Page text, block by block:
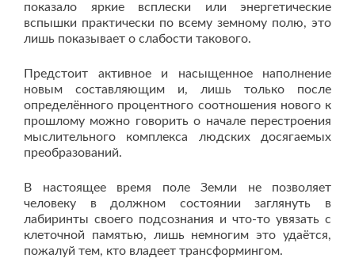
показало яркие всплески или энергетические
вспышки практически по всему земному полю, это
лишь показывает о слабости такового.
Предстоит активное и насыщенное наполнение
новым составляющим и, лишь только после
определённого процентного соотношения нового к
прошлому можно говорить о начале перестроения
мыслительного комплекса людских досягаемых
преобразований.
В настоящее время поле Земли не позволяет
человеку в должном состоянии заглянуть в
лабиринты своего подсознания и что-то увязать с
клеточной памятью, лишь немногим это удаётся,
пожалуй тем, кто владеет трансформингом.